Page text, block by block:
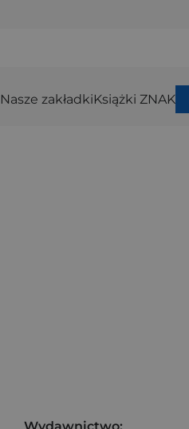
Nasze zakładkiKsiążki ZNAK